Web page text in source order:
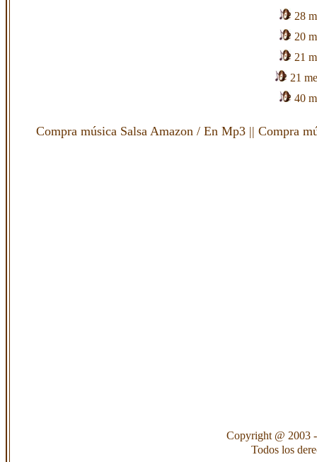
28
20
21
21
40
Compra música Salsa Amazon / En Mp3 || Compra
Copyright @ 2003
Todos los